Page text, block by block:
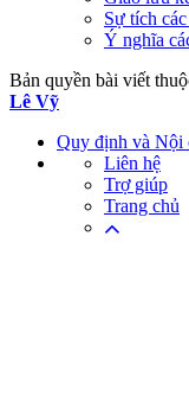
Sự tích
Ý nghĩa
Bản quyền bài viết
Lê Vỹ
Quy định và Nội
Liên hệ
Trợ giúp
Trang chủ